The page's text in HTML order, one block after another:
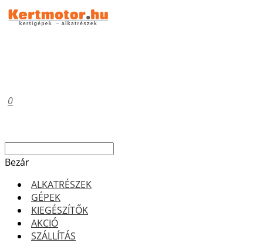
0
Bezár
ALKATRÉSZEK
GÉPEK
KIEGÉSZÍTŐK
AKCIÓ
SZÁLLÍTÁS